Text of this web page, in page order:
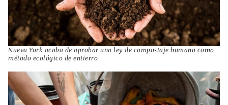
Nueva York acaba de aprobar una ley de compostaje humano como
método ecológico de entierro